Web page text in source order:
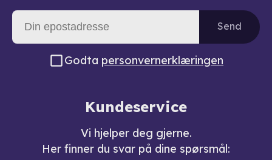
Send
Godta personvernerklæringen
Kundeservice
Vi hjelper deg gjerne.
Her finner du svar på dine spørsmål: